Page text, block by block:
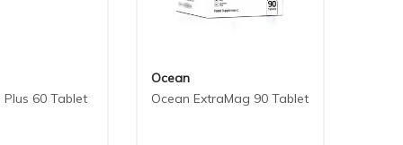
60 Tablet
Ocean
Ocean ExtraMag 90 Tablet